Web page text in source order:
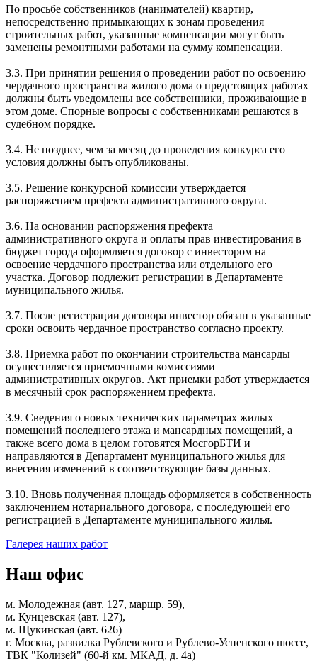
По просьбе собственников (нанимателей) квартир,
непосредственно примыкающих к зонам проведения
строительных работ, указанные компенсации могут быть
заменены ремонтными работами на сумму компенсации.
3.3. При принятии решения о проведении работ по освоению
чердачного пространства жилого дома о предстоящих работах
должны быть уведомлены все собственники, проживающие в
этом доме. Спорные вопросы с собственниками решаются в
судебном порядке.
3.4. Не позднее, чем за месяц до проведения конкурса его
условия должны быть опубликованы.
3.5. Решение конкурсной комиссии утверждается
распоряжением префекта административного округа.
3.6. На основании распоряжения префекта
административного округа и оплаты прав инвестирования в
бюджет города оформляется договор с инвестором на
освоение чердачного пространства или отдельного его
участка. Договор подлежит регистрации в Департаменте
муниципального жилья.
3.7. После регистрации договора инвестор обязан в указанные
сроки освоить чердачное пространство согласно проекту.
3.8. Приемка работ по окончании строительства мансарды
осуществляется приемочными комиссиями
административных округов. Акт приемки работ утверждается
в месячный срок распоряжением префекта.
3.9. Сведения о новых технических параметрах жилых
помещений последнего этажа и мансардных помещений, а
также всего дома в целом готовятся МосгорБТИ и
направляются в Департамент муниципального жилья для
внесения изменений в соответствующие базы данных.
3.10. Вновь полученная площадь оформляется в собственность
заключением нотариального договора, с последующей его
регистрацией в Департаменте муниципального жилья.
Галерея наших работ
Наш офис
м. Молодежная (авт. 127, маршр. 59),
м. Кунцевская (авт. 127),
м. Щукинская (авт. 626)
г. Москва, развилка Рублевского и Рублево-Успенского шоссе,
ТВК "Колизей" (60-й км. МКАД, д. 4а)